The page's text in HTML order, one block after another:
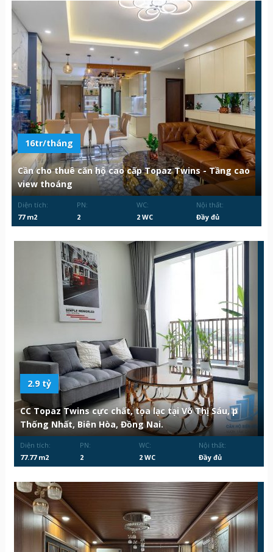
16tr/tháng
Cần cho thuê căn hộ cao cấp Topaz Twins - Tầng cao
view thoáng
Diện tích:
77 m2
PN:
2
WC:
2 WC
Nội thất:
Đầy đủ
2.9 tỷ
CC Topaz Twins cực chất, tọa lạc tại Võ Thị Sáu, p
Thống Nhất, Biên Hòa, Đồng Nai.
Diện tích:
77.77 m2
PN:
2
WC:
2 WC
Nội thất:
Đầy đủ